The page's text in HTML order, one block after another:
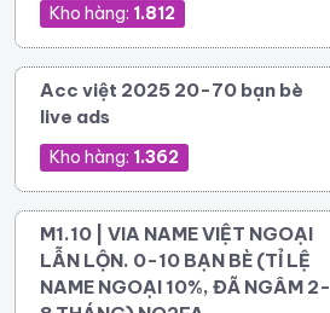
Kho hàng: 1.812
Acc việt 2025 20-70 bạn bè
live ads
Kho hàng: 1.362
M1.10 | VIA NAME VIỆT NGOẠI
LẪN LỘN. 0-10 BẠN BÈ (TỈ LỆ
NAME NGOẠI 10%, ĐÃ NGÂM 2-